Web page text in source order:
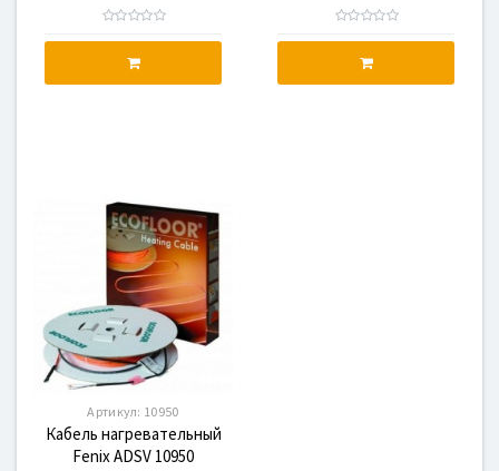
Артикул: 10950
Кабель нагревательный
Fenix ADSV 10950